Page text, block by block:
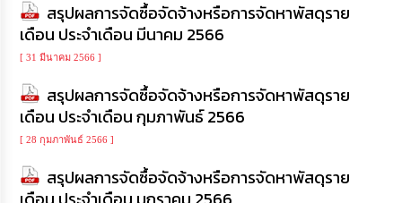
สรุปผลการจัดซื้อจัดจ้างหรือการจัดหาพัสดุราย
เดือน ประจำเดือน มีนาคม 2566
[ 31 มีนาคม 2566 ]
สรุปผลการจัดซื้อจัดจ้างหรือการจัดหาพัสดุราย
เดือน ประจำเดือน กุมภาพันธ์ 2566
[ 28 กุมภาพันธ์ 2566 ]
สรุปผลการจัดซื้อจัดจ้างหรือการจัดหาพัสดุราย